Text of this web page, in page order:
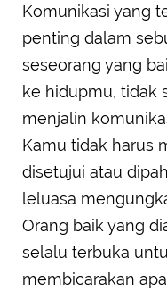
Komunikasi yang
penting dalam
seseorang yang
ke hidupmu, tidak
menjalin
Kamu tidak harus
disetujui atau
leluasa
Orang baik yang
selalu terbuka
membicarakan